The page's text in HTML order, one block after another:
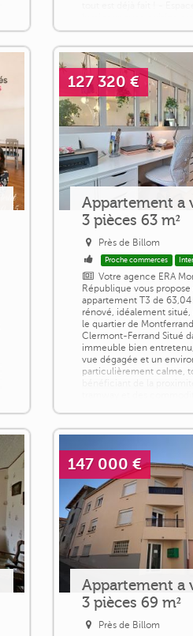
accès à la terrasse, idéal
127 320 €
Appartement a
3 pièces 63 m²
Près de Billom
Proche commerces
Votre agence ERA
République vous
appartement T3 de
rénové, idéalement situé,
le quartier de
Clermont-Ferrand Situé
immeuble bien
vue dégagée et un
particulièrement calme,
147 000 €
Appartement a
3 pièces 69 m²
Près de Billom